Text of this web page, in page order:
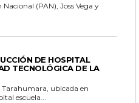
(PAN), Joss Vega y
DE HOSPITAL
TECNOLÓGICA DE LA
Tarahumara, ubicada en
escuela...